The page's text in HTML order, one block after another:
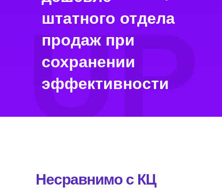
UP
штатного отдела
продаж при
сохранении
эффективности
Несравнимо с КЦ